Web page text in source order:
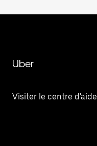
Uber
Visiter le centre d'aide